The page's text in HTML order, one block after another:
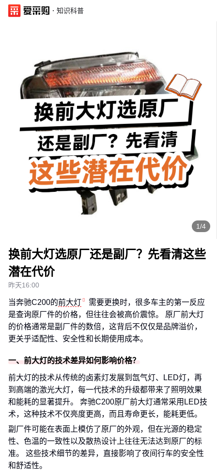
· 知识科普
1/4
换前大灯选原厂还是副厂？先看清这些
潜在代价
昨天16:00
当奔驰C200的前大灯
需要更换时，很多车主的第一反应
是查询原厂件的价格，但往往会被高价震惊。 原厂前大灯
的价格通常是副厂件的数倍，这背后不仅仅是品牌溢价，
更关乎适配性、安全性和长期使用成本。
一、前大灯的技术差异如何影响价格？
前大灯的技术从传统的卤素灯发展到氙气灯、LED灯，再
到高端的激光大灯，每一代技术的升级都带来了照明效果
和能耗的显著提升。 奔驰C200原厂前大灯通常采用LED技
术，这种技术不仅亮度更高，而且寿命更长，能耗更低。
副厂件可能在表面上模仿了原厂的外观，但在光源的稳定
性、色温的一致性以及散热设计上往往无法达到原厂的标
准。 这些技术细节的差异，直接影响了夜间行车的安全性
和舒适性。